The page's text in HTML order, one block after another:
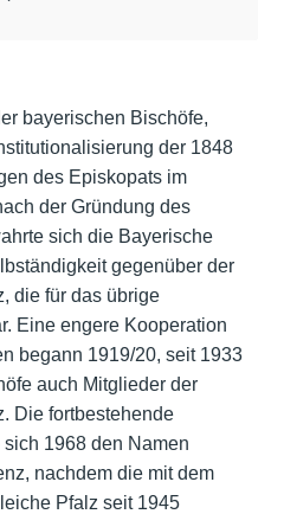
bayerischen Bischöfe,
der 1848
des Episkopats im
der Gründung des
sich die Bayerische
gegenüber der
die für das übrige
Eine engere Kooperation
begann 1919/20, seit 1933
auch Mitglieder der
Die fortbestehende
1968 den Namen
nachdem die mit dem
Pfalz seit 1945